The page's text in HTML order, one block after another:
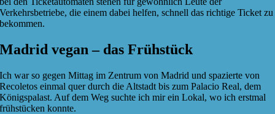
Verkehrsbetriebe, die einem dabei helfen, schnell das richtige Ticket zu
bekommen.
Madrid vegan – das Frühstück
Ich war so gegen Mittag im Zentrum von Madrid und spazierte von
Recoletos einmal quer durch die Altstadt bis zum Palacio Real, dem
Königspalast. Auf dem Weg suchte ich mir ein Lokal, wo ich erstmal
frühstücken konnte.